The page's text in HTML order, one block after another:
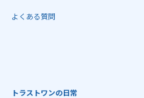
よくある質問
トラストワンの日常